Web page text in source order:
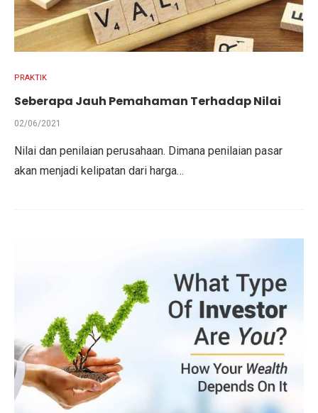
PRAKTIK
Seberapa Jauh Pemahaman Terhadap Nilai
02/06/2021
Nilai dan penilaian perusahaan. Dimana penilaian pasar
akan menjadi kelipatan dari harga…